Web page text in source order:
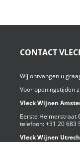
CONTACT
Wij ontvangen u
Voor openingstijden
Vleck Wijnen
Eerste Helmerstraat
telefoon:+31 20 683
Vleck Wijnen